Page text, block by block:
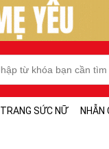
TRANG SỨC NỮ NHẪN